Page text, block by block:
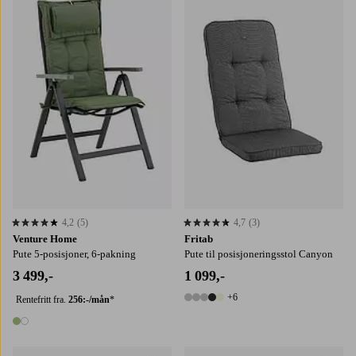
Venture Home
Pute 5-posisjoner, 6-pakning
3 499,-
Rentefritt fra. 256:-/mån*
2 farger
4,2 basert på 5 karaktergivninger
4,2 (5)
Fritab
Pute til posisjoneringsstol Canyon
1 099,-
11 farger
+6
4,7 basert på 3 karaktergivninger
4,7 (3)